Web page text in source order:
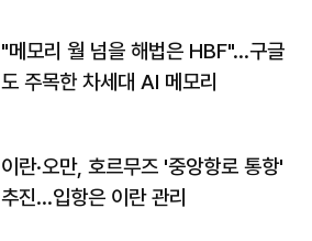
"메모리 월 넘을 해법은 HBF"…구글
도 주목한 차세대 AI 메모리
이란·오만, 호르무즈 '중앙항로 통항'
추진…입항은 이란 관리